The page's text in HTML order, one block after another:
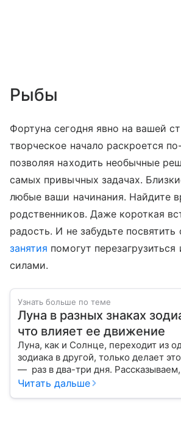
Рыбы
Фортуна сегодня явно на вашей
творческое начало раскроется
позволяя находить необычные
самых привычных задачах.
любые ваши начинания. Найдите
родственников. Даже короткая
радость. И не забудьте посвятить
занятия помогут перезагрузиться
силами.
Узнать больше по теме
Луна в разных знаках
что влияет ее движение
Луна, как и Солнце, переходит из
зодиака в другой, только делает
— раз в два-три дня. Рассказываем,
на нашу жизнь.
Читать дальше